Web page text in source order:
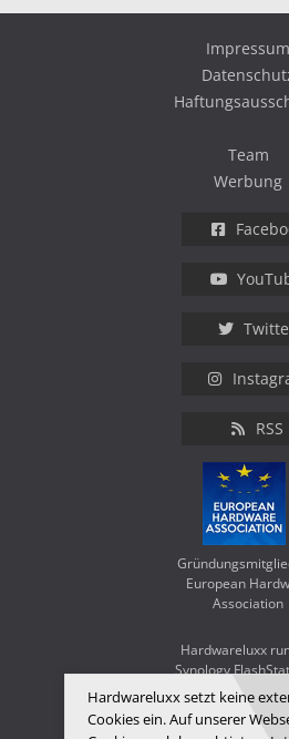
Hardwareluxx setzt keine
Cookies ein. Auf unserer
Impressum
Team
Werbung
RSS
European
Association
Hardwareluxx
Synology
WD Red SA500